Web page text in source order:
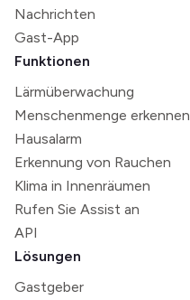
Nachrichten
Gast-App
Funktionen
Lärmüberwachung
Menschenmenge erkennen
Hausalarm
Erkennung von Rauchen
Klima in Innenräumen
Rufen Sie Assist an
API
Lösungen
Gastgeber